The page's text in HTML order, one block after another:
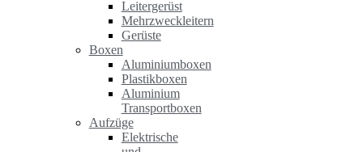
Leitergerüst
Mehrzweckleitern
Gerüste
Boxen
Aluminiumboxen
Plastikboxen
Aluminium
Transportboxen
Aufzüge
Elektrische